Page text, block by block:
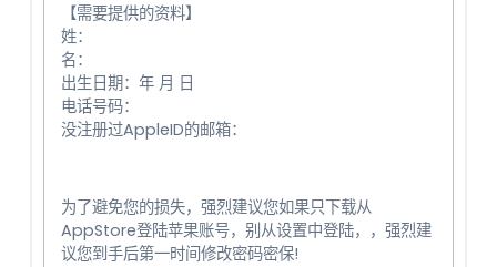
【需要提供的资料】
姓：
名：
出生日期：年 月 日
电话号码：
没注册过AppleID的邮箱：
为了避免您的损失，强烈建议您如果只下载从
AppStore登陆苹果账号，别从设置中登陆，，强烈建
议您到手后第一时间修改密码密保!